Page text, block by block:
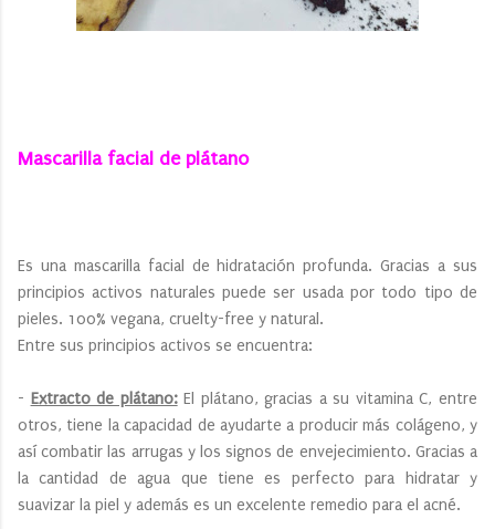
Mascarilla facial de plátano
Es una mascarilla facial de hidratación profunda. Gracias a sus
principios activos naturales puede ser usada por todo tipo de
pieles. 100% vegana, cruelty-free y natural.
Entre sus principios activos se encuentra:
- Extracto de plátano:El plátano, gracias a su vitamina C, entre
otros, tiene la capacidad de ayudarte a producir más colágeno, y
así combatir las arrugas y los signos de envejecimiento. Gracias a
la cantidad de agua que tiene es perfecto para hidratar y
suavizar la piel y además es un excelente remedio para el acné.